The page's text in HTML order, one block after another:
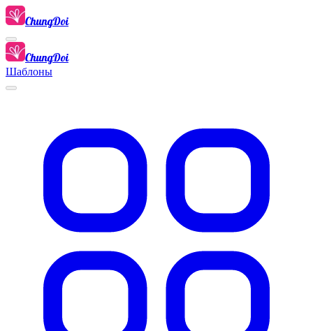
ChungDoi
ChungDoi
Шаблоны